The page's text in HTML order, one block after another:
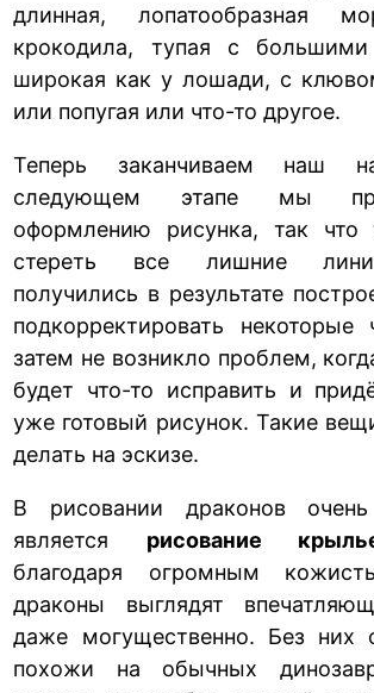
длинная, лопатообразная
крокодила, тупая с
широкая как у лошади, с
или попугая или что-то другое.
Теперь заканчиваем наш
следующем этапе мы
оформлению рисунка, так что
стереть все лишние
получились в результате
подкорректировать некоторые
затем не возникло проблем,
будет что-то исправить и
уже готовый рисунок. Такие
делать на эскизе.
В рисовании драконов
является рисование
благодаря огромным
драконы выглядят
даже могущественно. Без
похожи на обычных